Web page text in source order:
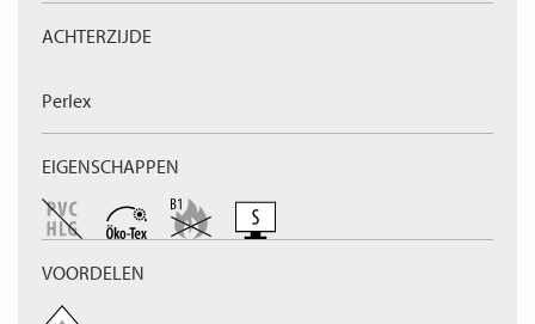
ACHTERZIJDE
Perlex
EIGENSCHAPPEN
VOORDELEN